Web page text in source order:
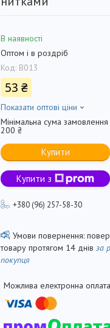
В наявності
Оптом і в роздріб
Код: B013
53 ₴
Показати оптові ціни
Мінімальна сума замовлення
200 ₴
Купити
Купити з
+380 (96) 257-58-30
товару протягом 14 днів за
покупця